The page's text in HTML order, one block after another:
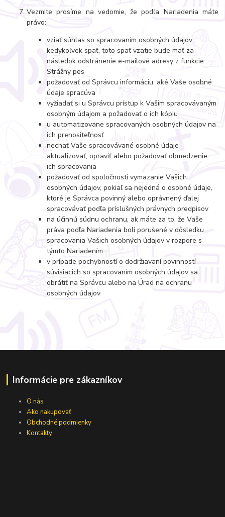
Vezmite prosíme na vedomie, že podľa Nariadenia máte
právo:
vziať súhlas so spracovaním osobných údajov
kedykoľvek späť, toto späť vzatie bude mať za
následok odstránenie e-mailové adresy z funkcie
Strážny pes
požadovať od Správcu informáciu, aké Vaše osobné
údaje spracúva
vyžiadať si u Správcu prístup k Vašim spracovávaným
osobným údajom a požadovať o ich kópiu
u automatizovane spracovaných osobných údajov na
ich prenositeľnosť
nechať Vaše spracovávané osobné údaje
aktualizovať, opraviť alebo požadovať obmedzenie
ich spracovania
požadovať od spoločnosti vymazanie Vašich
osobných údajov, pokiaľ sa nejedná o osobné údaje,
ktoré je Správca povinný alebo oprávnený ďalej
spracovávať podľa príslušných právnych predpisov
na účinnú súdnu ochranu, ak máte za to, že Vaše
práva podľa Nariadenia boli porušené v dôsledku
spracovania Vašich osobných údajov v rozpore s
týmto Nariadením
v prípade pochybností o dodržiavaní povinností
súvisiacich so spracovaním osobných údajov sa
obrátiť na Správcu alebo na Úrad na ochranu
osobných údajov
Informácie pre zákazníkov
O nás
Ako nakupovať
Obchodné podmienky
Kontakty